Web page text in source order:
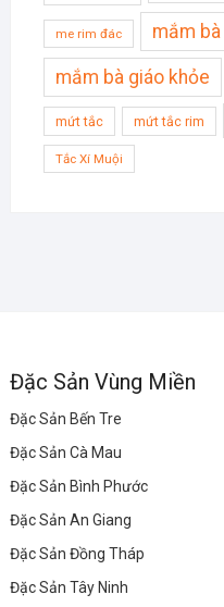
me rim đác mắm
mắm bà giáo khỏe
mứt tắc mứt tắc rim
Tắc Xí Muội
Đặc Sản Vùng Miền
Đặc Sản Bến Tre
Đặc Sản Cà Mau
Đặc Sản Bình Phước
Đặc Sản An Giang
Đặc Sản Đồng Tháp
Đặc Sản Tây Ninh